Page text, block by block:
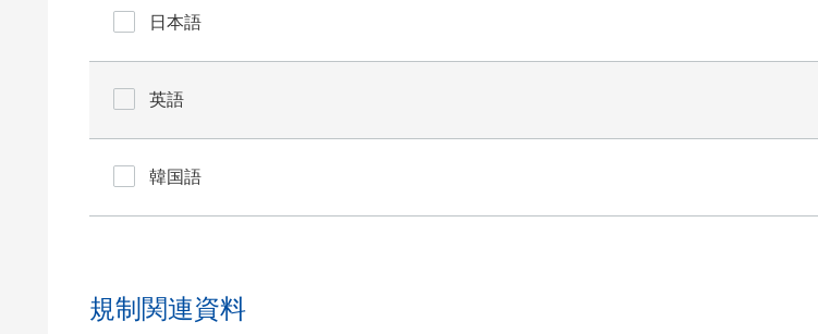
日本語
英語
韓国語
規制関連資料